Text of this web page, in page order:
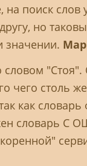
поиск
но
значении.
чего столь
как
словарь С